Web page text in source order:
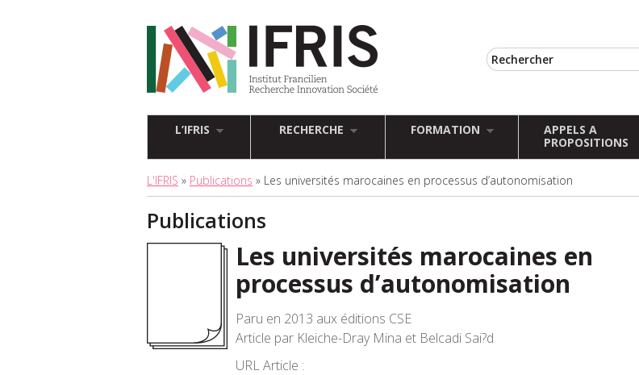
L’IFRIS RECHERCHE FORMATION
APPELS A
PROPOSITIONS
L'IFRIS » Publications » Les universités marocaines en processus d’autonomisation
Publications
Les universités marocaines en
processus d’autonomisation
Paru en 2013 aux éditions CSE
Article par Kleiche-Dray Mina et Belcadi Sai?d
URL Article :